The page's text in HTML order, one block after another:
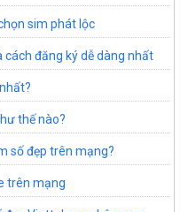
sim phát lộc
đăng ký dễ dàng nhất
thế nào?
số đẹp trên mạng?
trên mạng